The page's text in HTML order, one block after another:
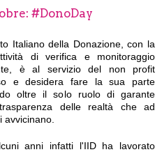
#DonoDay
Italiano della Donazione, con la
di verifica e monitoraggio
è al servizio del non profit
e desidera fare la sua parte
oltre il solo ruolo di garante
delle realtà che ad
avvicinano.
anni infatti l'IID ha lavorato